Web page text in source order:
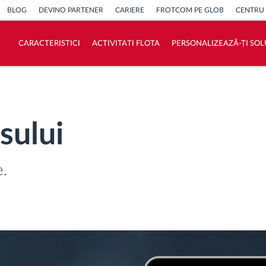
BLOG DEVINO PARTENER CARIERE FROTCOM PE GLOB CENTRU
CARACTERISTICI ACTIVITATI FLOTA PERSONALIZEAZĂ-ȚI